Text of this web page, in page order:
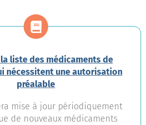
liste des médicaments de
nécessitent une autorisation
préalable
mise à jour périodiquement
de nouveaux médicaments